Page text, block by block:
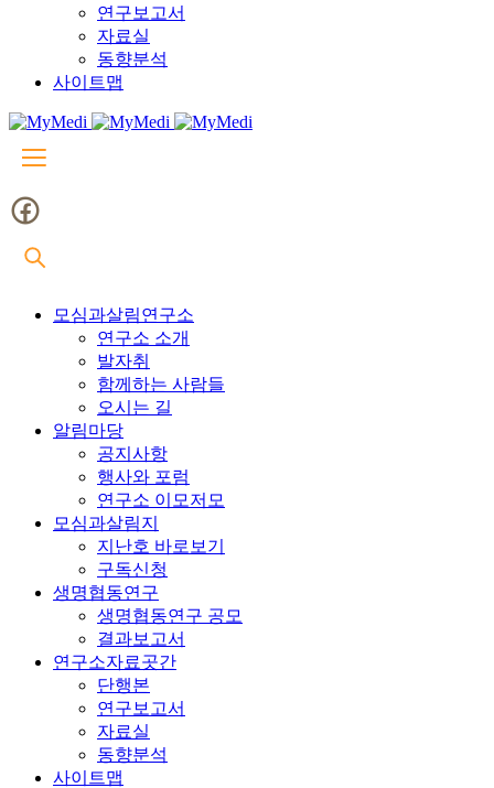
연구보고서
자료실
동향분석
사이트맵
모심과살림연구소
연구소 소개
발자취
함께하는 사람들
오시는 길
알림마당
공지사항
행사와 포럼
연구소 이모저모
모심과살림지
지난호 바로보기
구독신청
생명협동연구
생명협동연구 공모
결과보고서
연구소자료곳간
단행본
연구보고서
자료실
동향분석
사이트맵